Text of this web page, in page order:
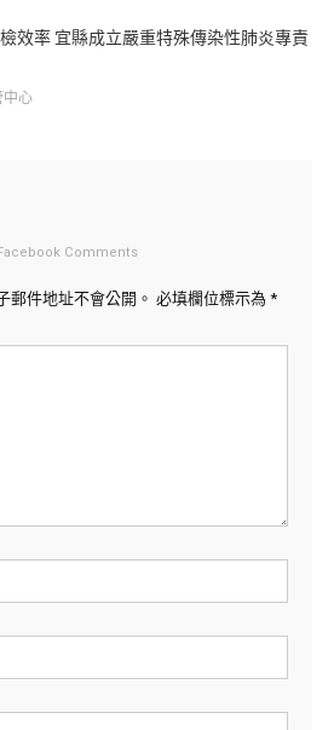
效率 宜縣成立嚴重特殊傳染性肺炎專責
中心
Facebook Comments
郵件地址不會公開。 必填欄位標示為 *